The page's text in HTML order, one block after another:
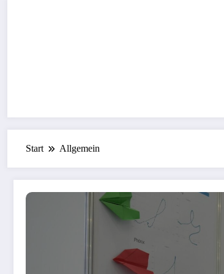
Start Allgemein